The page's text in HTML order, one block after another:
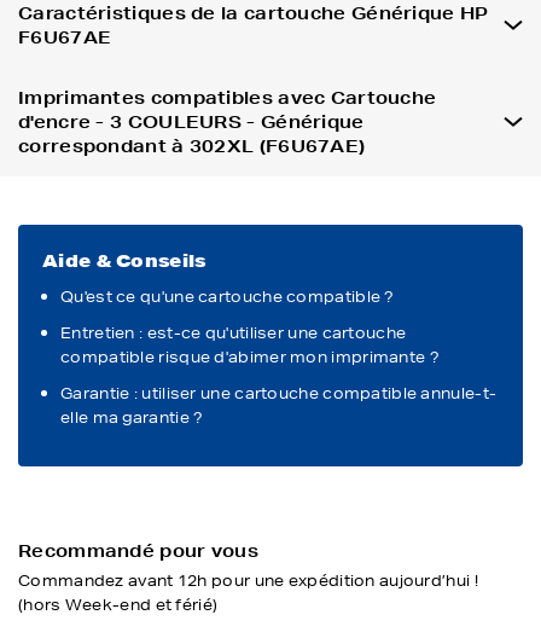
Caractéristiques de la cartouche Générique HP
F6U67AE
Imprimantes compatibles avec Cartouche
d'encre - 3 COULEURS - Générique
correspondant à 302XL (F6U67AE)
Aide & Conseils
Qu'est ce qu'une cartouche compatible ?
Entretien : est-ce qu'utiliser une cartouche
compatible risque d'abimer mon imprimante ?
Garantie : utiliser une cartouche compatible annule-t-
elle ma garantie ?
Recommandé pour vous
Commandez avant 12h pour une expédition aujourd’hui !
(hors Week-end et férié)